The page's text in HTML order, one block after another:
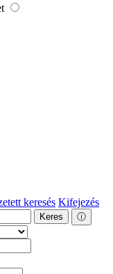
keresés Kifejezés
Keres ⓘ